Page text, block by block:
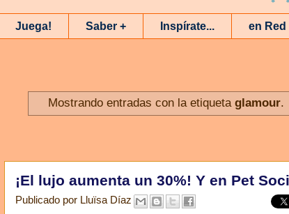
Juega! Saber + Inspírate... en Red
Mostrando entradas con la etiquetaglamour.
¡El lujo aumenta un 30%! Y en Pet
Publicado por Lluïsa Díaz